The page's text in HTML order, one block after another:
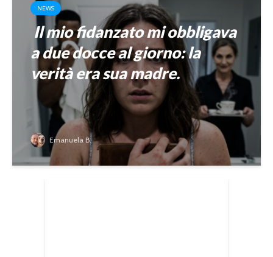
NEWS
Il mio fidanzato mi obbligava
a due docce al giorno: la
verità era sua madre.
Emanuela B.